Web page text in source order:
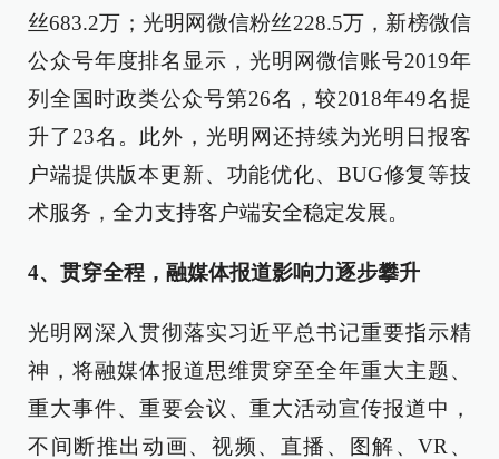
丝683.2万；光明网微信粉丝228.5万，新榜微信
公众号年度排名显示，光明网微信账号2019年
列全国时政类公众号第26名，较2018年49名提
升了23名。此外，光明网还持续为光明日报客
户端提供版本更新、功能优化、BUG修复等技
术服务，全力支持客户端安全稳定发展。
4、贯穿全程，融媒体报道影响力逐步攀升
光明网深入贯彻落实习近平总书记重要指示精
神，将融媒体报道思维贯穿至全年重大主题、
重大事件、重要会议、重大活动宣传报道中，
不间断推出动画、视频、直播、图解、VR、